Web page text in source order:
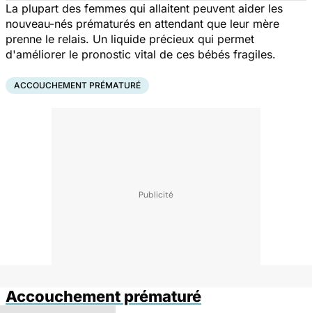
La plupart des femmes qui allaitent peuvent aider les
nouveau-nés prématurés en attendant que leur mère
prenne le relais. Un liquide précieux qui permet
d'améliorer le pronostic vital de ces bébés fragiles.
ACCOUCHEMENT PRÉMATURÉ
Accouchement prématuré